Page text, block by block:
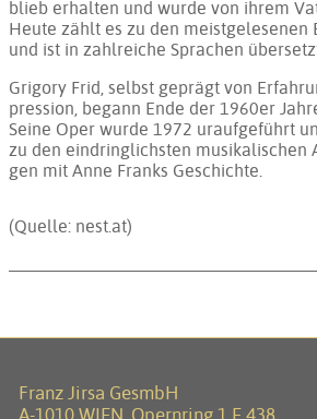
blieb er­hal­ten und wur­de von ih­rem
Heu­te zählt es zu den meist­ge­le­se­nen
und ist in zahl­rei­che Spra­chen
Grigory Frid, selbst ge­prägt von
pres­si­on, be­gann En­de der 1960er
Sei­ne Oper wur­de 1972 ur­auf­ge­führt
zu den ein­dring­lichs­ten mu­si­ka­li­schen
gen mit Anne Franks Ge­schich­te.
(Quelle: nest.at)
Franz Jirsa GesmbH
A-1010 WIEN, Opernring 1 E 438